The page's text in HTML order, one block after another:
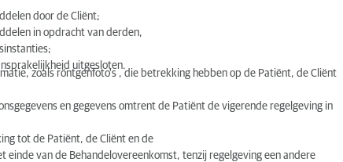
door de Cliënt;
in opdracht van derden,
uitgesloten.
zoals röntgenfoto's , die betrekking hebben op de Patiënt, de Cliënt
en gegevens omtrent de Patiënt de vigerende regelgeving in
tot de Patiënt, de Cliënt en de
van de Behandelovereenkomst, tenzij regelgeving een andere